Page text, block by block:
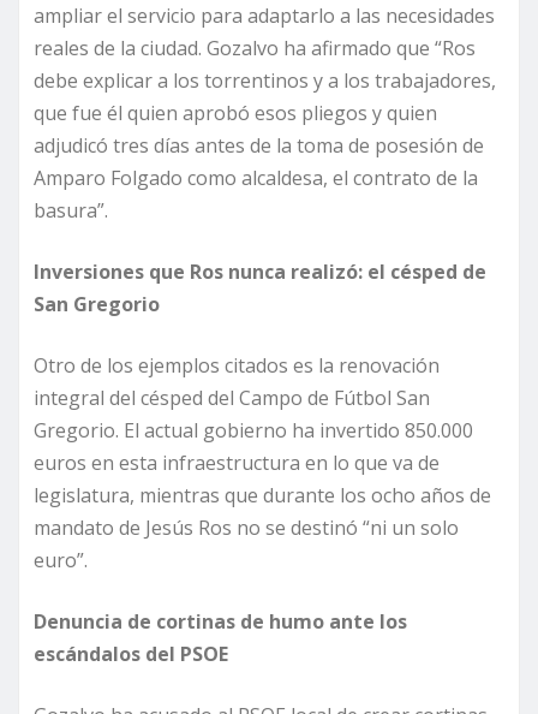
ampliar el servicio para adaptarlo a las necesidades
reales de la ciudad. Gozalvo ha afirmado que “Ros
debe explicar a los torrentinos y a los trabajadores,
que fue él quien aprobó esos pliegos y quien
adjudicó tres días antes de la toma de posesión de
Amparo Folgado como alcaldesa, el contrato de la
basura”.
Inversiones que Ros nunca realizó: el césped de
San Gregorio
Otro de los ejemplos citados es la renovación
integral del césped del Campo de Fútbol San
Gregorio. El actual gobierno ha invertido 850.000
euros en esta infraestructura en lo que va de
legislatura, mientras que durante los ocho años de
mandato de Jesús Ros no se destinó “ni un solo
euro”.
Denuncia de cortinas de humo ante los
escándalos del PSOE